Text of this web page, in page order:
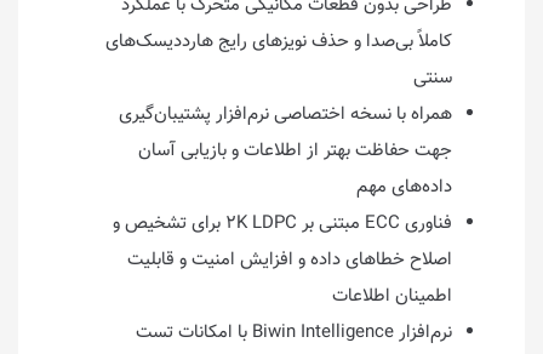
کاملاً بی‌صدا و حذف نویزهای رایج هارددیسک‌های
سنتی
همراه با نسخه اختصاصی نرم‌افزار پشتیبان‌گیری
جهت حفاظت بهتر از اطلاعات و بازیابی آسان
داده‌های مهم
فناوری ECC مبتنی بر ۲K LDPC برای تشخیص و
اصلاح خطاهای داده و افزایش امنیت و قابلیت
اطمینان اطلاعات
نرم‌افزار Biwin Intelligence با امکانات تست